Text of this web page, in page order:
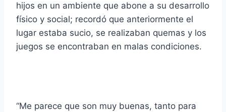
hijos en un ambiente que abone a su desarrollo
físico y social; recordó que anteriormente el
lugar estaba sucio, se realizaban quemas y los
juegos se encontraban en malas condiciones.
“Me parece que son muy buenas, tanto para